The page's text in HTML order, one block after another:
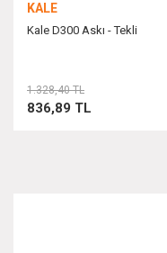
KALE
Kale D300 Askı - Tekli
836,89 TL
1.328,40 TL